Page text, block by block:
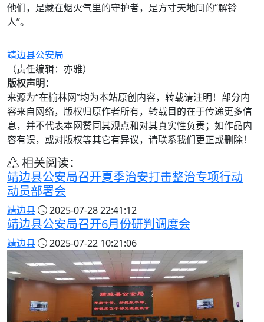
他们，是藏在烟火气里的守护者，是方寸天地间的“解铃
人”。
靖边县公安局
（责任编辑：亦雅）
版权声明：
来源为“在榆林网”均为本站原创内容，转载请注明！部分内
容来自网络，版权归原作者所有，转载目的在于传递更多信
息，并不代表本网赞同其观点和对其真实性负责；如作品内
容有误，或对版权等其它有异议，请联系我们更正或删除！
相关阅读：
靖边县公安局召开夏季治安打击整治专项行动
动员部署会
靖边县 2025-07-28 22:41:12
靖边县公安局召开6月份研判调度会
靖边县 2025-07-22 10:21:06